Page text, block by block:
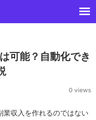
可能？自動化でき
0 views
業収入を作れるのではない